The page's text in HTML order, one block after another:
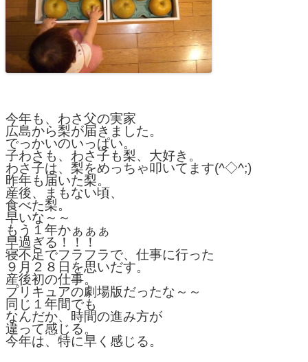
今年も、わさ父の実家
広島から梨が届きました。
でっかいのいっぱい。
子わさも、わさ子も梨、大好き。
わさ子は、梨をめっちゃ叩いてます(^◇^;)
昨年も届いた梨。
産後、まもない頃、
食べた梨。
早いな～～
もう１年かぁぁぁ
早過ぎる！！！
寝不足でフラフラで、仕事に行った
９月２８日を思いだす。
産後初の仕事。
プリキュアの劇場版だったな～～
同じ１年間でも
なんだか、時間の進み方が
違って感じる。
今年は、特に早く感じる。